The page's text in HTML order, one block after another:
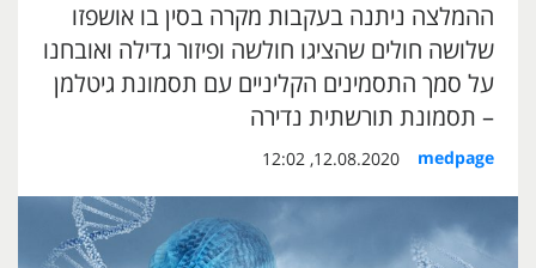
ההמלצה ניתנה בעקבות מקרה בסין בו אושפזו
שלושה חולים שהציגו חולשה ופיזור גדילה ואובחנו
על סמך התסמינים הקליניים עם תסמונת גיטלמן
– תסמונת תורשתית נדירה
medpage
12.08.2020, 12:02